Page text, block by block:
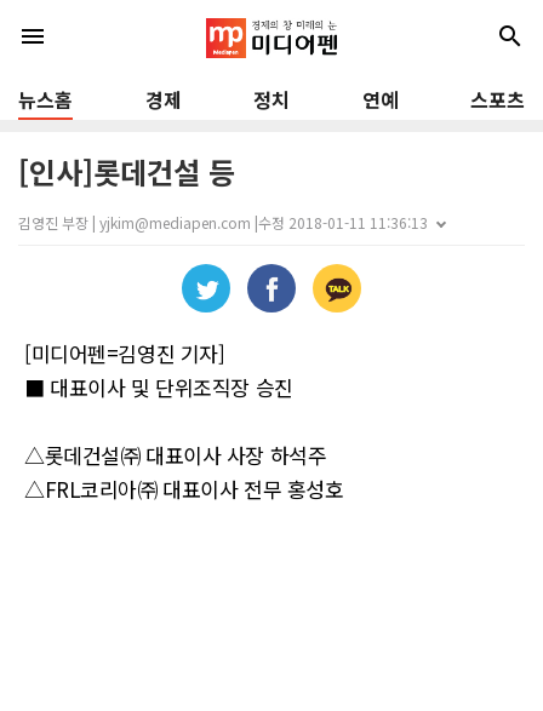
menu search
뉴스홈 경제 정치 연예 스포츠
[인사]롯데건설 등
김영진 부장 | yjkim@mediapen.com |수정 2018-01-11 11:36:13
[미디어펜=김영진 기자]
■ 대표이사 및 단위조직장 승진
△롯데건설㈜ 대표이사 사장 하석주
△FRL코리아㈜ 대표이사 전무 홍성호